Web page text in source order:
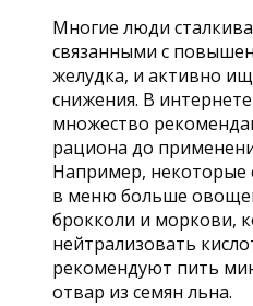
Многие люди
связанными с
желудка, и активно
снижения. В
множество
рациона до
Например, некоторые
в меню больше
брокколи и моркови,
нейтрализовать
рекомендуют пить
отвар из семян льна.